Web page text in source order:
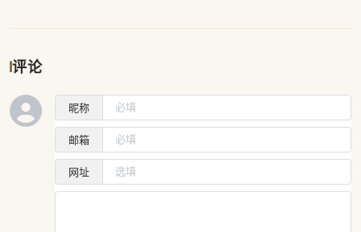
评论
昵称
邮箱
网址